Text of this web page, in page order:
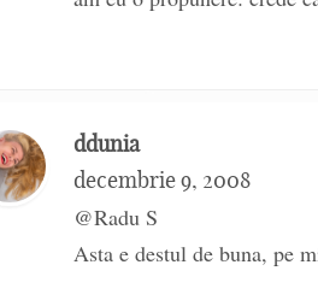
ddunia
decembrie 9, 2008
@Radu S
Asta e destul de buna, pe